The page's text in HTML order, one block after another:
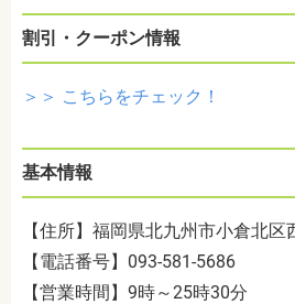
割引・クーポン情報
＞＞ こちらをチェック！
基本情報
【住所】福岡県北九州市小倉北区
【電話番号】093-581-5686
【営業時間】9時～25時30分